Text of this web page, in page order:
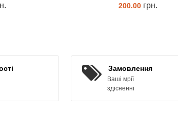
200.00грн.
Замовлення
Ваші мрії
здісненні